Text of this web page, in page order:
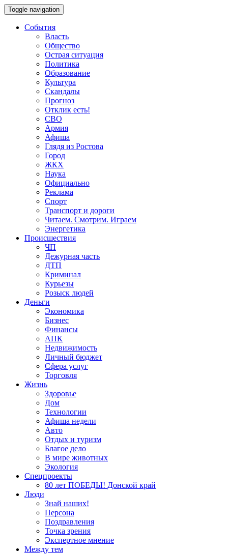
Toggle navigation
События
Власть
Общество
Острая ситуация
Политика
Образование
Культура
Скандалы
Прогноз
Отклик есть!
СВО
Армия
Афиша
Глядя из Ростова
Город
ЖКХ
Наука
Официально
Реклама
Спорт
Транспорт и дороги
Читаем. Смотрим. Играем
Энергетика
Происшествия
ЧП
Дежурная часть
ДТП
Криминал
Курьезы
Розыск людей
Деньги
Экономика
Бизнес
Финансы
АПК
Недвижимость
Личный бюджет
Сфера услуг
Торговля
Жизнь
Здоровье
Дом
Технологии
Афиша недели
Авто
Отдых и туризм
Благое дело
В мире животных
Экология
Спецпроекты
80 лет ПОБЕДЫ! Донской край
Люди
Знай наших!
Персона
Поздравления
Точка зрения
Экспертное мнение
Между тем